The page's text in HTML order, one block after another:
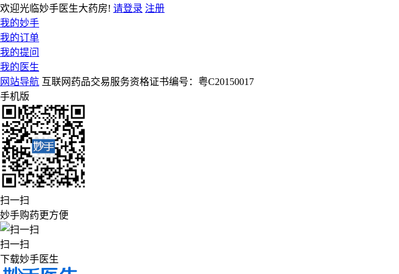
欢迎光临妙手医生大药房! 请登录 注册
我的妙手
我的订单
我的提问
我的医生
网站导航 互联网药品交易服务资格证书编号：粤C20150017
手机版
扫一扫
妙手购药更方便
扫一扫
下载妙手医生